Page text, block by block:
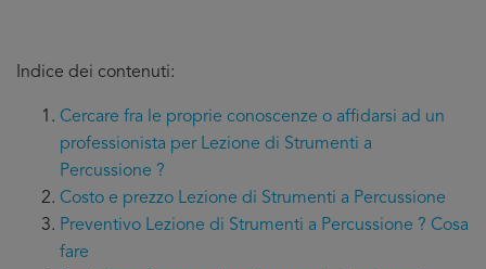
Indice dei contenuti:
Cercare fra le proprie conoscenze o affidarsi ad un
professionista per Lezione di Strumenti a
Percussione ?
Costo e prezzo Lezione di Strumenti a Percussione
Preventivo Lezione di Strumenti a Percussione ? Cosa
fare